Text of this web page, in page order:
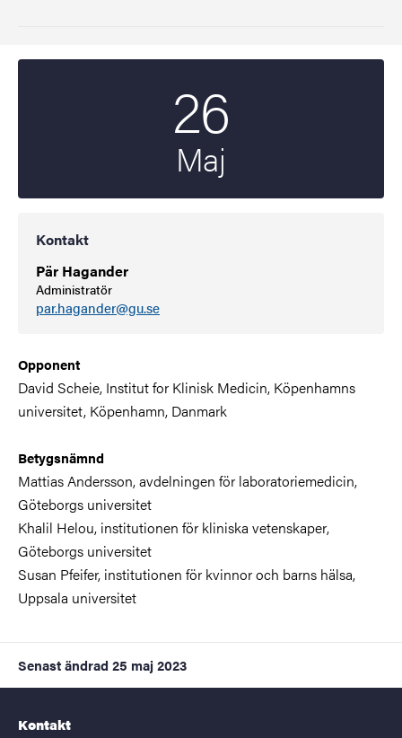
26
Maj
Kontakt
Pär Hagander
Administratör
par.hagander@gu.se
Opponent
David Scheie, Institut for Klinisk Medicin, Köpenhamns
universitet, Köpenhamn, Danmark
Betygsnämnd
Mattias Andersson,avdelningen för laboratoriemedicin,
Göteborgs universitet
Khalil Helou, institutionen för kliniska vetenskaper,
Göteborgs universitet
Susan Pfeifer, institutionen för kvinnor och barns hälsa,
Uppsala universitet
Senast ändrad 25 maj 2023
Kontakt